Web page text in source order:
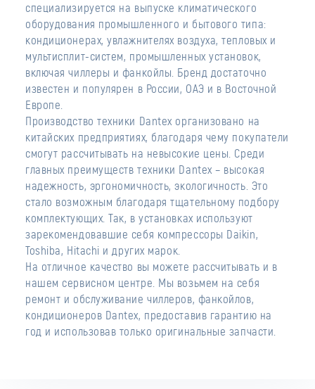
специализируется на выпуске климатического
оборудования промышленного и бытового типа:
кондиционерах, увлажнителях воздуха, тепловых и
мультисплит-систем, промышленных установок,
включая чиллеры и фанкойлы. Бренд достаточно
известен и популярен в России, ОАЭ и в Восточной
Европе.
Производство техники Dantex организовано на
китайских предприятиях, благодаря чему покупатели
смогут рассчитывать на невысокие цены. Среди
главных преимуществ техники Dantex – высокая
надежность, эргономичность, экологичность. Это
стало возможным благодаря тщательному подбору
комплектующих. Так, в установках используют
зарекомендовавшие себя компрессоры Daikin,
Toshiba, Hitachi и других марок.
На отличное качество вы можете рассчитывать и в
нашем сервисном центре. Мы возьмем на себя
ремонт и обслуживание чиллеров, фанкойлов,
кондиционеров Dantex, предоставив гарантию на
год и использовав только оригинальные запчасти.